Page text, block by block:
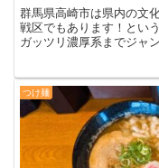
群馬県高崎市は県内の文
戦区でもあります！とい
ガッツリ濃厚系までジャ
つけ麺